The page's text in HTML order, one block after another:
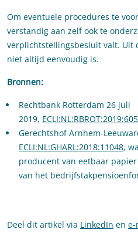
Om eventuele procedures te
verstandig aan zelf ook te
verplichtstellingsbesluit valt. Uit
niet altijd eenvoudig is.
Bronnen:
Rechtbank Rotterdam 26 juli
2019,
Gerechtshof Arnhem-
ECLI:NL:GHARL:2018:11048,
producent van eetbaar
van het
Deel dit artikel via LinkedIn en e-